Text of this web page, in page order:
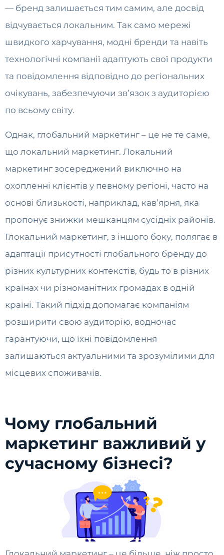
— бренд залишається тим самим, але досвід
відчувається локальним. Так само мережі
швидкого харчування, модні бренди та навіть
технологічні компанії адаптують свої продукти
та повідомлення відповідно до регіональних
очікувань, забезпечуючи зв’язок з аудиторією
по всьому світу.
Однак, глобальний маркетинг – це не те саме,
що локальний маркетинг. Локальний
маркетинг зосереджений виключно на
охопленні клієнтів у певному регіоні, часто на
основі близькості, наприклад, кав’ярня, яка
пропонує знижки мешканцям сусідніх районів.
Глокальний маркетинг, з іншого боку, полягає в
адаптації присутності глобального бренду до
різних культурних контекстів, будь то в різних
країнах чи різноманітних громадах в одній
країні. Такий підхід допомагає компаніям
розширити свою аудиторію, водночас
гарантуючи, що їхні повідомлення
залишаються актуальними та зрозумілими для
місцевих споживачів.
Чому глобальний
маркетинг важливий у
сучасному бізнесі?